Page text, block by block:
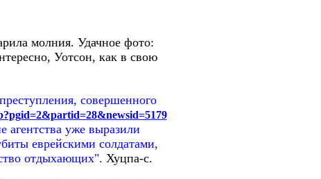
молния. Удачное фото:
Уотсон, как в свою
совершенного
агентства уже выразили
еврейскими солдатами,
отдыхающих". Хуцпа-с.